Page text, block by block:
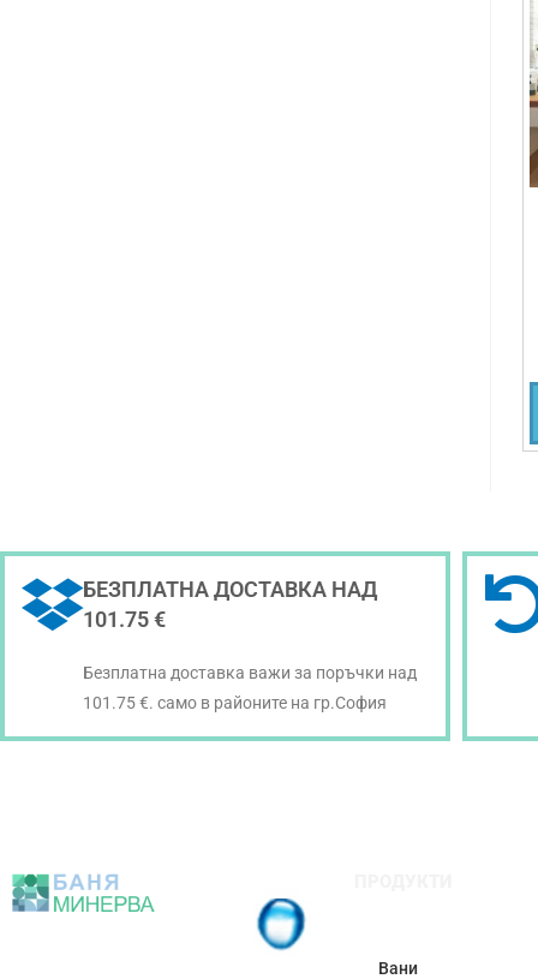
БЕЗПЛАТНА ДОСТАВКА НАД
101.75 €
Безплатна доставка важи за поръчки над
101.75 €. само в районите на гр.София
Вани